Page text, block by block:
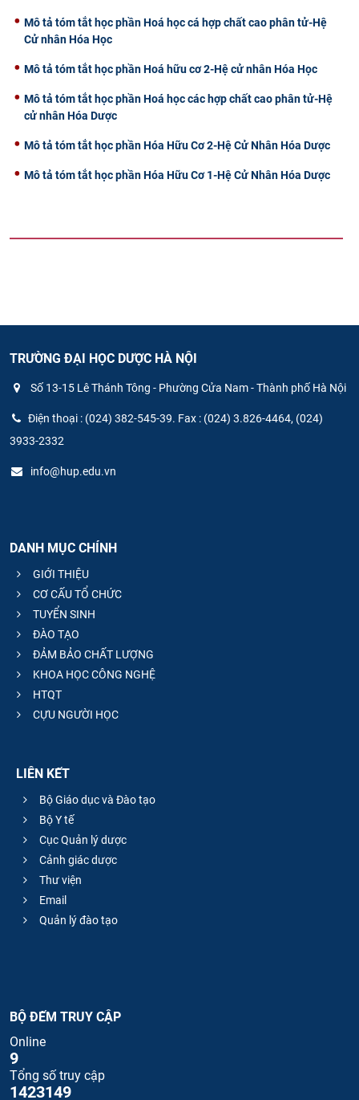
Mô tả tóm tắt học phần Hoá học cá hợp chất cao phân tử-Hệ
Cử nhân Hóa Học
Mô tả tóm tắt học phần Hoá hữu cơ 2-Hệ cử nhân Hóa Học
Mô tả tóm tắt học phần Hoá học các hợp chất cao phân tử-Hệ
cử nhân Hóa Dược
Mô tả tóm tắt học phần Hóa Hữu Cơ 2-Hệ Cử Nhân Hóa Dược
Mô tả tóm tắt học phần Hóa Hữu Cơ 1-Hệ Cử Nhân Hóa Dược
TRƯỜNG ĐẠI HỌC DƯỢC HÀ NỘI
Số 13-15 Lê Thánh Tông - Phường Cửa Nam - Thành phố Hà Nội
Điện thoại : (024) 382-545-39. Fax : (024) 3.826-4464, (024)
3933-2332
info@hup.edu.vn
DANH MỤC CHÍNH
GIỚI THIỆU
CƠ CẤU TỔ CHỨC
TUYỂN SINH
ĐÀO TẠO
ĐẢM BẢO CHẤT LƯỢNG
KHOA HỌC CÔNG NGHỆ
HTQT
CỰU NGƯỜI HỌC
LIÊN KẾT
Bộ Giáo dục và Đào tạo
Bộ Y tế
Cục Quản lý dược
Cảnh giác dược
Thư viện
Email
Quản lý đào tạo
BỘ ĐẾM TRUY CẬP
Online
9
Tổng số truy cập
1423149